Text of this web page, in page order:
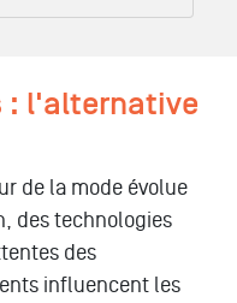
: l'alternative
de la mode évolue
des technologies
des
influencent les